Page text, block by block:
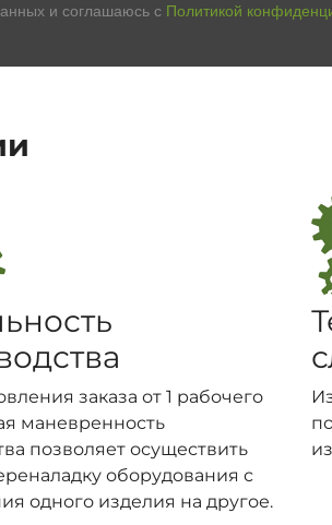
и соглашаюсь с Политикой
заказа от 1 рабочего
маневренность
позволяет осуществить
оборудования с
одного изделия на другое.